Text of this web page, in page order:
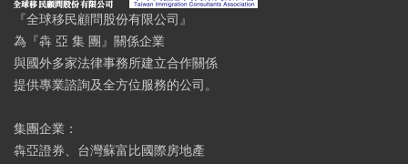
『全球移民顧問股份有限公司』
為『犇 亞 集 團』關係企業
與國外多家法律事務所建立合作關係
提供專業諮詢及全方位服務的公司。
集團企業：
犇亞證券、台灣蘇富比國際房地產